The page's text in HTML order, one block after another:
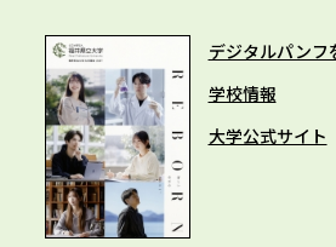
デジタルパンフ
学校情報
大学公式サイト